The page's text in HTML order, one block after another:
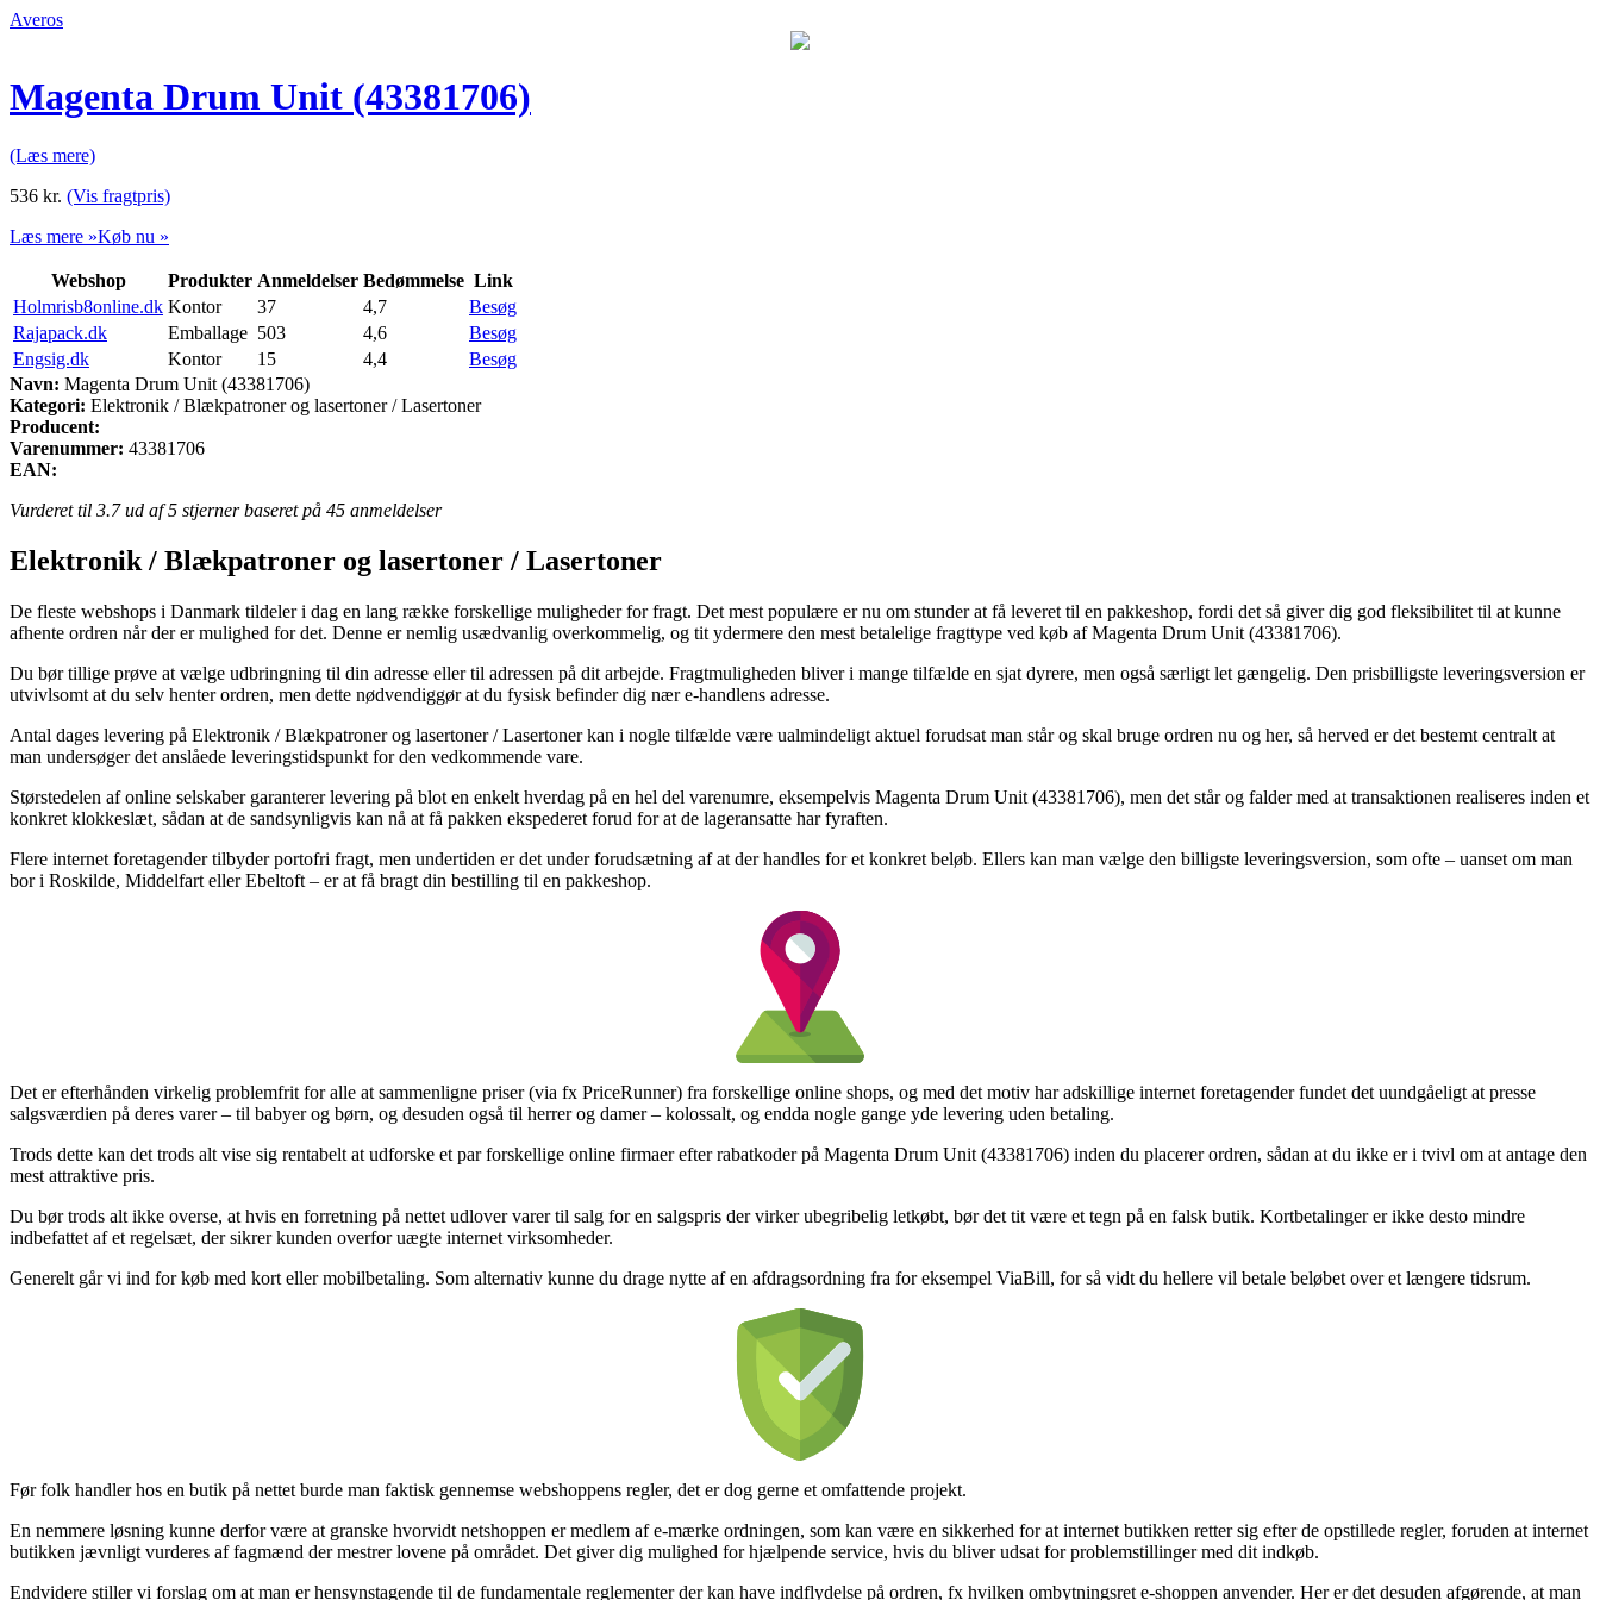
Averos
Magenta Drum Unit (43381706)
(Læs mere)
536 kr. (Vis fragtpris)
Læs mere »Køb nu »
Webshop Produkter Anmeldelser Bedømmelse Link
Holmrisb8online.dk Kontor 37 4,7
Besøg
Rajapack.dk
Emballage 503 4,6
Besøg
Engsig.dk
Kontor 15 4,4
Besøg
Navn: Magenta Drum Unit (43381706)
Kategori: Elektronik / Blækpatroner og lasertoner / Lasertoner
Producent:
Varenummer: 43381706
EAN:
Vurderet til 3.7ud af 5 stjerner baseret på 45 anmeldelser
Elektronik / Blækpatroner og lasertoner / Lasertoner
De fleste webshops i Danmark tildeler i dag en lang række forskellige muligheder for fragt. Det mest populære er nu om stunder at få leveret til en pakkeshop, fordi det så giver dig god fleksibilitet til at kunne
afhente ordren når der er mulighed for det. Denne er nemlig usædvanlig overkommelig, og tit ydermere den mest betalelige fragttype ved køb af Magenta Drum Unit (43381706).
Du bør tillige prøve at vælge udbringning til din adresse eller til adressen på dit arbejde. Fragtmuligheden bliver i mange tilfælde en sjat dyrere, men også særligt let gængelig. Den prisbilligste leveringsversion er
utvivlsomt at du selv henter ordren, men dette nødvendiggør at du fysisk befinder dig nær e-handlens adresse.
Antal dages levering på Elektronik / Blækpatroner og lasertoner / Lasertoner kan i nogle tilfælde være ualmindeligt aktuel forudsat man står og skal bruge ordren nu og her, så herved er det bestemt centralt at
man undersøger det anslåede leveringstidspunkt for den vedkommende vare.
Størstedelen af online selskaber garanterer levering på blot en enkelt hverdag på en hel del varenumre, eksempelvis Magenta Drum Unit (43381706), men det står og falder med at transaktionen realiseres inden et
konkret klokkeslæt, sådan at de sandsynligvis kan nå at få pakken ekspederet forud for at de lageransatte har fyraften.
Flere internet foretagender tilbyder portofri fragt, men undertiden er det under forudsætning af at der handles for et konkret beløb. Ellers kan man vælge den billigste leveringsversion, som ofte – uanset om man
bor i Roskilde, Middelfart eller Ebeltoft – er at få bragt din bestilling til en pakkeshop.
Det er efterhånden virkelig problemfrit for alle at sammenligne priser (via fx PriceRunner) fra forskellige online shops, og med det motiv har adskillige internet foretagender fundet det uundgåeligt at presse
salgsværdien på deres varer – til babyer og børn, og desuden også til herrer og damer – kolossalt, og endda nogle gange yde levering uden betaling.
Trods dette kan det trods alt vise sig rentabelt at udforske et par forskellige online firmaer efter rabatkoder på Magenta Drum Unit (43381706) inden du placerer ordren, sådan at du ikke er i tvivl om at antage den
mest attraktive pris.
Du bør trods alt ikke overse, at hvis en forretning på nettet udlover varer til salg for en salgspris der virker ubegribelig letkøbt, bør det tit være et tegn på en falsk butik. Kortbetalinger er ikke desto mindre
indbefattet af et regelsæt, der sikrer kunden overfor uægte internet virksomheder.
Generelt går vi ind for køb med kort eller mobilbetaling. Som alternativ kunne du drage nytte af en afdragsordning fra for eksempel ViaBill, for så vidt du hellere vil betale beløbet over et længere tidsrum.
Før folk handler hos en butik på nettet burde man faktisk gennemse webshoppens regler, det er dog gerne et omfattende projekt.
En nemmere løsning kunne derfor være at granske hvorvidt netshoppen er medlem af e-mærke ordningen, som kan være en sikkerhed for at internet butikken retter sig efter de opstillede regler, foruden at internet
butikken jævnligt vurderes af fagmænd der mestrer lovene på området. Det giver dig mulighed for hjælpende service, hvis du bliver udsat for problemstillinger med dit indkøb.
Endvidere stiller vi forslag om at man er hensynstagende til de fundamentale reglementer der kan have indflydelse på ordren, fx hvilken ombytningsret e-shoppen anvender. Her er det desuden afgørende, at man